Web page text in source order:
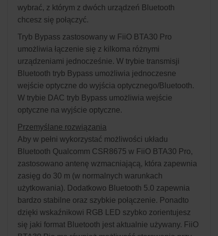
wybrać, z którym z dwóch urządzeń Bluetooth
chcesz się połączyć.
Tryb Bypass zastosowany w FiiO BTA30 Pro
umożliwia łączenie się z kilkoma różnymi
urządzeniami jednocześnie. W trybie transmisji
Bluetooth tryb Bypass umożliwia jednoczesne
wejście optyczne do wyjścia optycznego/Bluetooth.
W trybie DAC tryb Bypass umożliwia wejście
optyczne na wyjście optyczne.
Przemyślane rozwiązania
Aby w pełni wykorzystać możliwości układu
Bluetooth Qualcomm CSR8675 w FiiO BTA30 Pro,
zastosowano antenę wzmacniającą, która zapewnia
zasięg do 30 m (w normalnych warunkach
użytkowania). Dodatkowo Bluetooth 5.0 zapewnia
bardzo stabilne oraz szybkie połączenie. Ponadto
dzięki wskaźnikowi RGB LED szybko zorientujesz
się jaki format Bluetooth jest aktualnie używany. FiiO